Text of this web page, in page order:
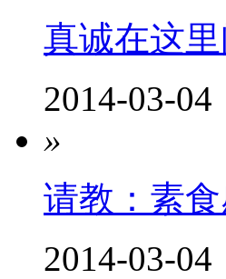
真诚在这
2014-03-04
»
请教：素
2014-03-04